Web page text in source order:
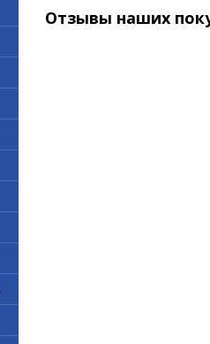
Отзывы наших